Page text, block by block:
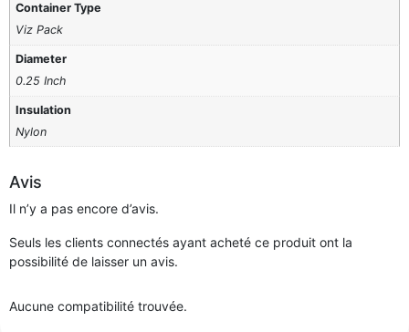
Container Type
Viz Pack
Diameter
0.25 Inch
Insulation
Nylon
Avis
Il n’y a pas encore d’avis.
Seuls les clients connectés ayant acheté ce produit ont la
possibilité de laisser un avis.
Aucune compatibilité trouvée.